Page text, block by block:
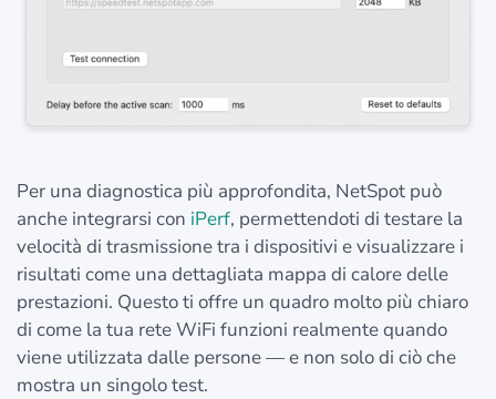
Per una diagnostica più approfondita, NetSpot può
anche integrarsi con iPerf, permettendoti di testare la
velocità di trasmissione tra i dispositivi e visualizzare i
risultati come una dettagliata mappa di calore delle
prestazioni. Questo ti offre un quadro molto più chiaro
di come la tua rete WiFi funzioni realmente quando
viene utilizzata dalle persone — e non solo di ciò che
mostra un singolo test.